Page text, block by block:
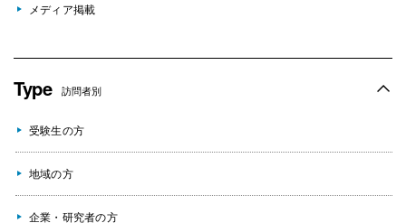
メディア掲載
Type 訪問者別
受験生の方
地域の方
企業・研究者の方